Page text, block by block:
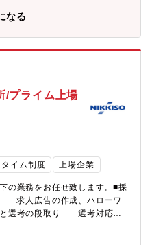
応した「ARUMCODE3」など
開発業務）に集中し、製造は
行いながら、超高収益も実現
の時々のライフスタイルに合
なる
/プライム上場
イム制度 上場企業
の業務をお任せ致します。■採
求人広告の作成、ハローワ
選考の段取り 選考対応
学の段取り 契約管理（継